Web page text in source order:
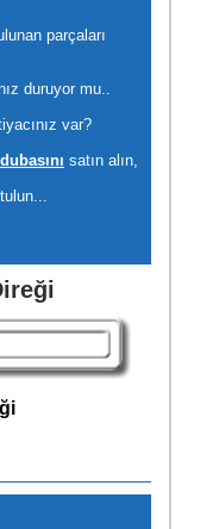
parçaları
duruyor mu..
var?
satın alın,